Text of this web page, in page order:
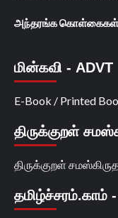
அந்தரங்க கொள்கைகள்
மின்கவி - ADVT
E-Book / Printed
திருக்குறள்
திருக்குறள்
தமிழ்ச்சரம்.காம்